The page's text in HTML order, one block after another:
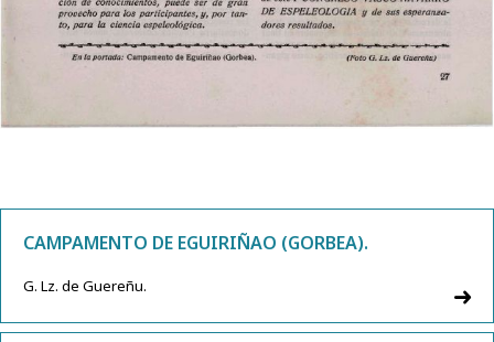
CAMPAMENTO DE EGUIRIÑAO (GORBEA).
G. Lz. de Guereñu.